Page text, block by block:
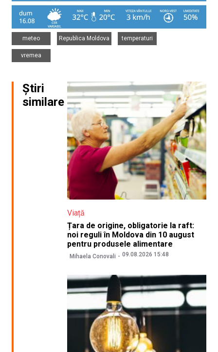
meteo
Republica Moldova
temperaturi
vremea
Știri
similare
Viață
Țara de origine, obligatorie la raft:
noi reguli în Moldova din 10 august
pentru produsele alimentare
Mihaela Conovali 09.08.2026 15:48